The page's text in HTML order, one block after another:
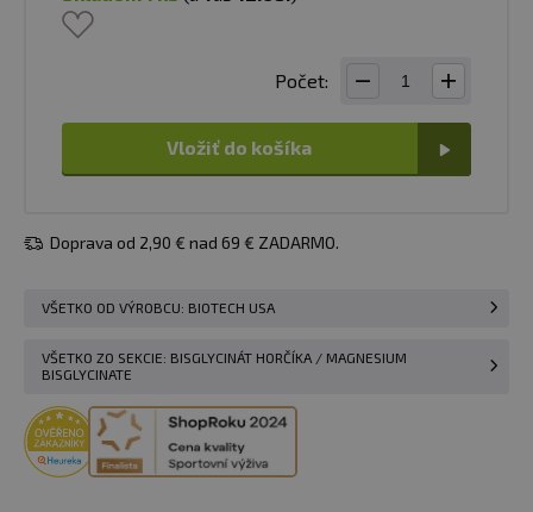
Počet:
Vložiť do košíka
Doprava od 2,90 € nad 69 € ZADARMO.
VŠETKO OD VÝROBCU: BIOTECH USA
VŠETKO ZO SEKCIE: BISGLYCINÁT HORČÍKA / MAGNESIUM
BISGLYCINATE